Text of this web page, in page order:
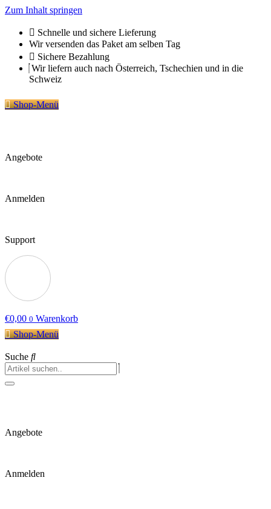
Zum Inhalt springen
Schnelle und sichere Lieferung
Wir versenden das Paket am selben Tag
Sichere Bezahlung
Wir liefern auch nach Österreich, Tschechien und in die
Schweiz
Shop-Menü
Angebote
Anmelden
Support
€0,00 0 Warenkorb
Shop-Menü
Suche
Angebote
Anmelden